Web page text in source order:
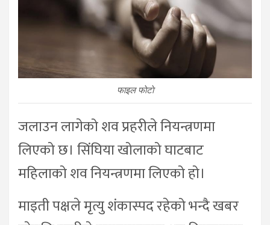
फाइल फाेटाे
जलाउन लागेको शव प्रहरीले नियन्त्रणमा
लिएको छ। सिंघिया खोलाको घाटबाट
महिलाको शव नियन्त्रणमा लिएको हो।
माइती पक्षले मृत्यु शंकास्पद रहेको भन्दै खबर